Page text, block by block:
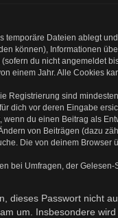
temporäre Dateien ablegt
können), Informationen
du nicht angemeldet
einem Jahr. Alle Cookies
Registrierung sind
dich vor deren Eingabe
du einen Beitrag als
von Beiträgen (dazu
Die von deinem Browser
bei Umfragen, der
dieses Passwort nicht
um. Insbesondere